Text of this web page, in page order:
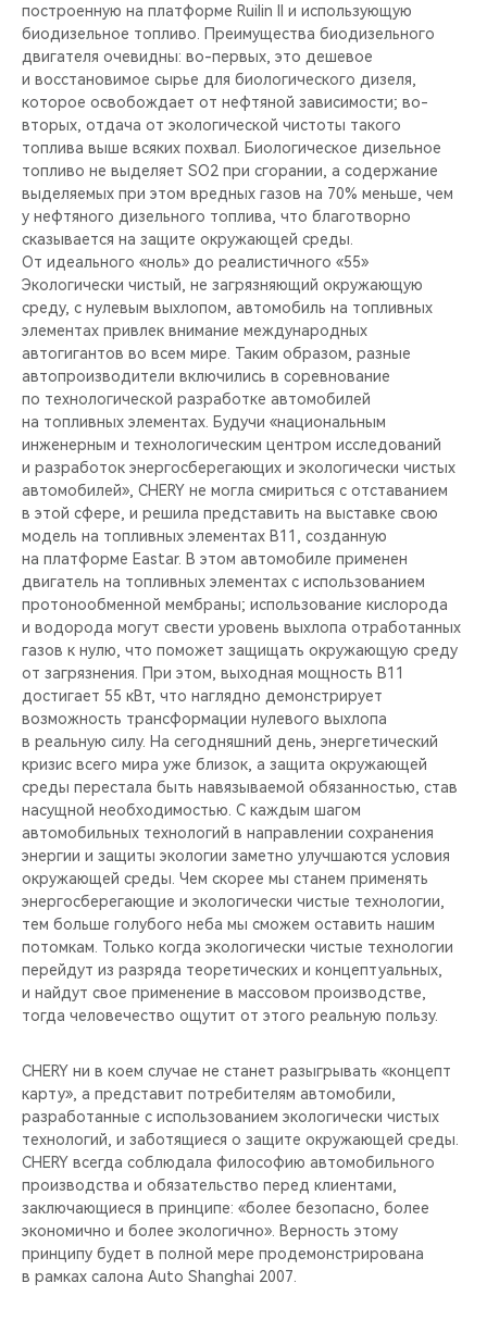
построенную на платформе Ruilin II и использующую
биодизельное топливо. Преимущества биодизельного
двигателя очевидны: во-первых, это дешевое
и восстановимое сырье для биологического дизеля,
которое освобождает от нефтяной зависимости; во-
вторых, отдача от экологической чистоты такого
топлива выше всяких похвал. Биологическое дизельное
топливо не выделяет SO2 при сгорании, а содержание
выделяемых при этом вредных газов на 70% меньше, чем
у нефтяного дизельного топлива, что благотворно
сказывается на защите окружающей среды.
От идеального «ноль» до реалистичного «55»
Экологически чистый, не загрязняющий окружающую
среду, с нулевым выхлопом, автомобиль на топливных
элементах привлек внимание международных
автогигантов во всем мире. Таким образом, разные
автопроизводители включились в соревнование
по технологической разработке автомобилей
на топливных элементах. Будучи «национальным
инженерным и технологическим центром исследований
и разработок энергосберегающих и экологически чистых
автомобилей», CHERY не могла смириться с отставанием
в этой сфере, и решила представить на выставке свою
модель на топливных элементах B11, созданную
на платформе Eastar. В этом автомобиле применен
двигатель на топливных элементах с использованием
протонообменной мембраны; использование кислорода
и водорода могут свести уровень выхлопа отработанных
газов к нулю, что поможет защищать окружающую среду
от загрязнения. При этом, выходная мощность B11
достигает 55 кВт, что наглядно демонстрирует
возможность трансформации нулевого выхлопа
в реальную силу. На сегодняшний день, энергетический
кризис всего мира уже близок, а защита окружающей
среды перестала быть навязываемой обязанностью, став
насущной необходимостью. С каждым шагом
автомобильных технологий в направлении сохранения
энергии и защиты экологии заметно улучшаются условия
окружающей среды. Чем скорее мы станем применять
энергосберегающие и экологически чистые технологии,
тем больше голубого неба мы сможем оставить нашим
потомкам. Только когда экологически чистые технологии
перейдут из разряда теоретических и концептуальных,
и найдут свое применение в массовом производстве,
тогда человечество ощутит от этого реальную пользу.
CHERY ни в коем случае не станет разыгрывать «концепт
карту», а представит потребителям автомобили,
разработанные с использованием экологически чистых
технологий, и заботящиеся о защите окружающей среды.
CHERY всегда соблюдала философию автомобильного
производства и обязательство перед клиентами,
заключающиеся в принципе: «более безопасно, более
экономично и более экологично». Верность этому
принципу будет в полной мере продемонстрирована
в рамках салона Auto Shanghai 2007.